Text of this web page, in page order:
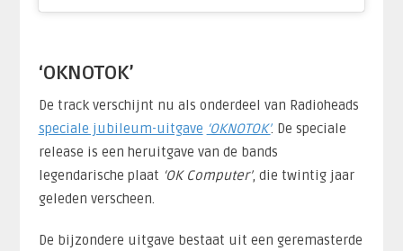
‘OKNOTOK’
De track verschijnt nu als onderdeel van Radioheads
speciale jubileum-uitgave ‘OKNOTOK’. De speciale
release is een heruitgave van de bands
legendarische plaat ‘OK Computer’, die twintig jaar
geleden verscheen.
De bijzondere uitgave bestaat uit een geremasterde